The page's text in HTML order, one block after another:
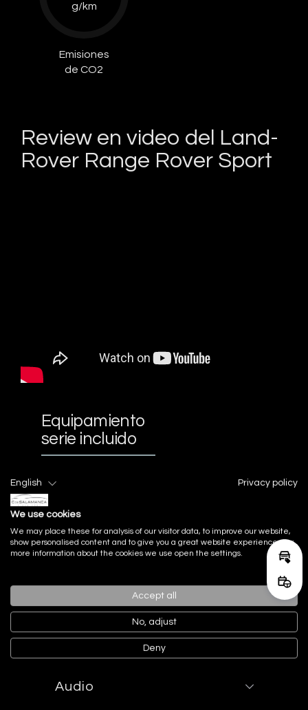
g/km
Emisiones
de CO2
Review en video del Land-
Rover Range Rover Sport
Equipamiento
serie incluido
palanca de cambios en aluminio y
cuero, consola central en aluminio,
Asientos
Audio
English Privacy policy
We use cookies
We may place these for analysis of our visitor data, to improve our website,
show personalised content and to give you a great website experience. For
more information about the cookies we use open the settings.
Accept all
No, adjust
Deny